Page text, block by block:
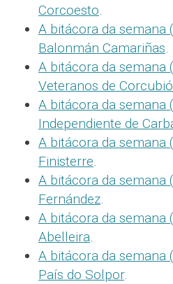
Corcoesto.
A bitácora da semana
Balonmán Camariñas.
A bitácora da semana
Veteranos de
A bitácora da semana
Independiente de
A bitácora da semana
Finisterre.
A bitácora da semana
Fernández.
A bitácora da semana
Abelleira.
A bitácora da semana
País do Solpor.